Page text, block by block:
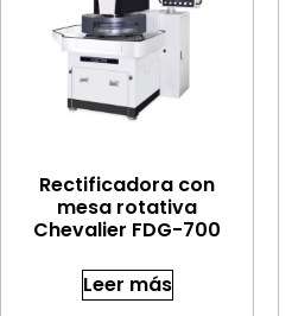
Rectificadora con
mesa rotativa
Chevalier FDG-700
Leer más